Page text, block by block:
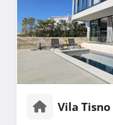
Vila Tisno